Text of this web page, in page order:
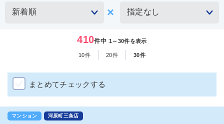
410件中 1～30件を表示
10件 20件 30件
まとめてチェックする
マンション 河原町三条店